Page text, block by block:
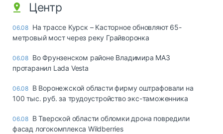
Центр
06.08 На трассе Курск – Касторное обновляют 65-
метровый мост через реку Грайворонка
06.08 Во Фрунзенском районе Владимира МАЗ
протаранил Lada Vesta
06.08 В Воронежской области фирму оштрафовали на
100 тыс. руб. за трудоустройство экс-таможенника
06.08 В Тверской области обломки дрона повредили
фасад логокомплекса Wildberries